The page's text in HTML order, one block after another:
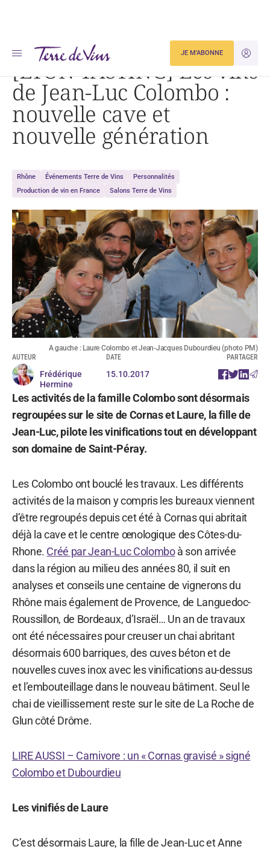
JE
JE M'ABONNE
Accueil [LYON TASTING] Les vins de Jean-Luc Colombo : nouvelle cave et nouvelle génération
[LYON TASTING] Les vins
de Jean-Luc Colombo :
nouvelle cave et
nouvelle génération
Rhône Événements Terre de Vins
Personnalités
Production de vin en France
Salons Terre de Vins
A gauche : Laure Colombo et Jean-Jacques Dubourdieu (photo PM)
AUTEUR
Frédérique
Hermine
DATE
15.10.2017
PARTAGER
Les activités de la famille Colombo sont désormais
regroupées sur le site de Cornas et Laure, la fille de
Jean-Luc, pilote les vinifications tout en développant
son domaine de Saint-Péray.
Les Colombo ont bouclé les travaux. Les différents
activités de la maison y compris les bureaux viennent
d’être regroupés depuis cet été à Cornas qui abritait
déjà la cave et le centre œnologique des Côtes-du-
Rhone. Créé par Jean-Luc Colomboà son arrivée
dans la région au milieu des années 80, il suit en
analyses et conseils une centaine de vignerons du
Rhône mais également de Provence, de Languedoc-
Roussillon, de Bordeaux, d’Israël… Un an de travaux
ont été nécessaires pour creuser un chai abritant
désormais 600 barriques, des cuves béton et de
nouvelles cuves inox avec les vinifications au-dessus
et l’embouteillage dans le nouveau bâtiment. Seul le
chai de vieillissement reste sur le site de La Roche de
Glun côté Drôme.
LIRE AUSSI – Carnivore : un « Cornas gravisé » signé
Colombo et Dubourdieu
Les vinifiés de Laure
C’est désormais Laure, la fille de Jean-Luc et Anne